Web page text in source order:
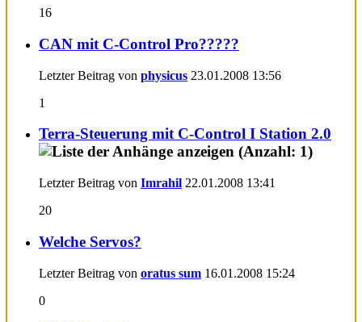
16
CAN mit C-Control Pro?????
Letzter Beitrag von physicus 23.01.2008 13:56
1
Terra-Steuerung mit C-Control I Station 2.0
Letzter Beitrag von Imrahil 22.01.2008 13:41
20
Welche Servos?
Letzter Beitrag von oratus sum 16.01.2008 15:24
0